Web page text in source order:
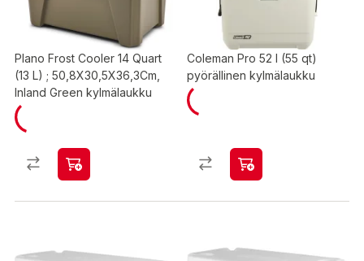
Plano Frost Cooler 14 Quart
(13 L) ; 50,8X30,5X36,3Cm,
Inland Green kylmälaukku
Coleman Pro 52 l (55 qt)
pyörällinen kylmälaukku